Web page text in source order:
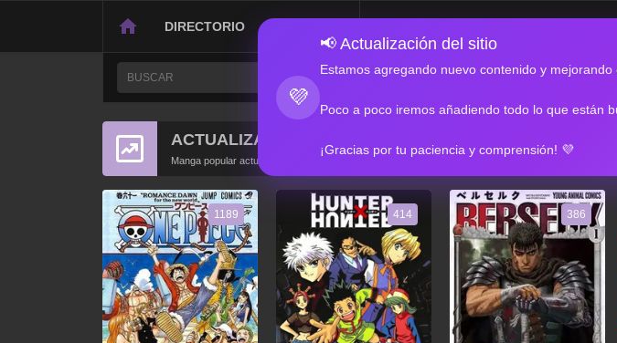
DIRECTORIO
💜
📢 Actualización del sitio
Estamos agregando nuevo contenido y
Poco a poco iremos añadiendo todo lo que están
¡Gracias por tu paciencia y comprensión! 💜
ACTUALIZACIONES POPULARES
Manga popular actualizado recientemente
1189 414 386